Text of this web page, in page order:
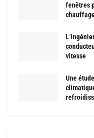
fenêtres
vitesse
Une